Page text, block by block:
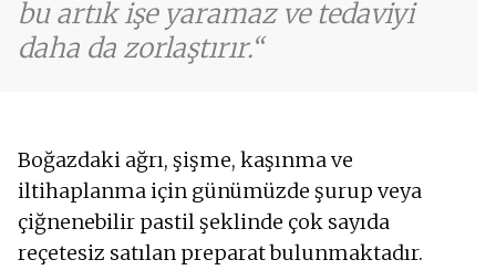
bu artık işe yaramaz ve tedaviyi
daha da zorlaştırır.
Boğazdaki ağrı, şişme, kaşınma ve
iltihaplanma için günümüzde şurup veya
çiğnenebilir pastil şeklinde çok sayıda
reçetesiz satılan preparat bulunmaktadır.